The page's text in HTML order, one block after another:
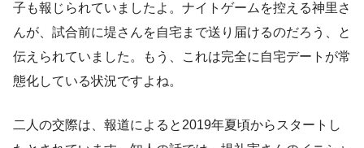
子も報じられていましたよ。ナイトゲームを控える神里さ
んが、試合前に堤さんを自宅まで送り届けるのだろう、と
伝えられていました。もう、これは完全に自宅デートが常
態化している状況ですよね。
二人の交際は、報道によると2019年夏頃からスタートし